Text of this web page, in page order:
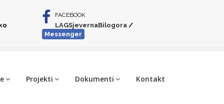
FACEBOOK
LAGSjevernaBilogora/
Messenger
Projekti Dokumenti Kontakt